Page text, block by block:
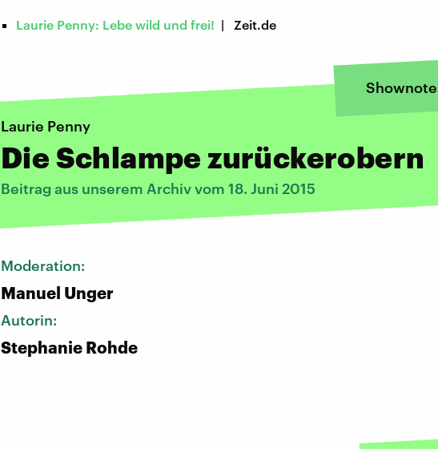
Laurie Penny: Lebe wild und frei! | Zeit.de
Laurie Penny
Die Schlampe zurückerobern
Beitrag aus unserem Archiv vom 18. Juni 2015
Moderation:
Manuel Unger
Autorin:
Stephanie Rohde